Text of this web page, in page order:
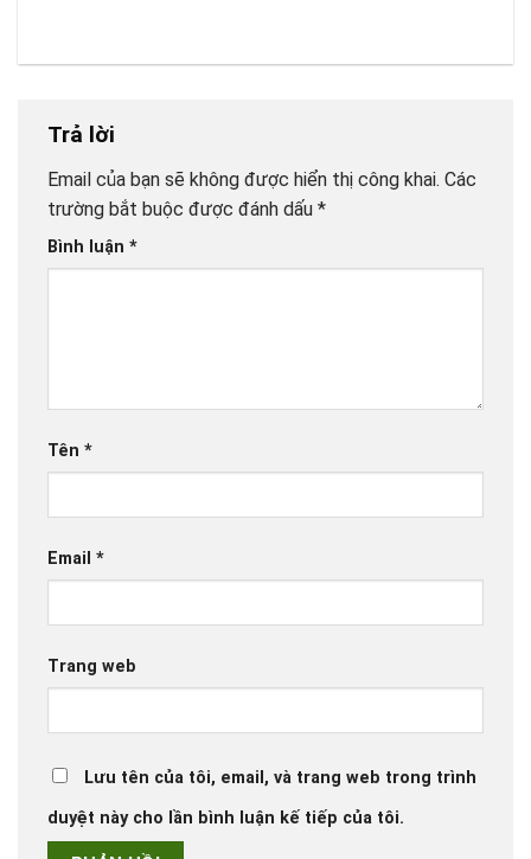
Trả lời
Email của bạn sẽ không được hiển thị công khai. Các
trường bắt buộc được đánh dấu *
Bình luận *
Tên *
Email *
Trang web
Lưu tên của tôi, email, và trang web trong trình
duyệt này cho lần bình luận kế tiếp của tôi.